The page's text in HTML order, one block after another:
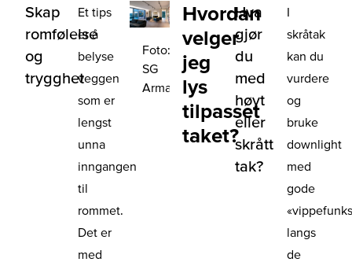
Skap
romfølelse
og
trygghet
Et tips
er å
belyse
veggen
som er
lengst
unna
inngangen
til
rommet.
Det er
med
Foto:
SG
Armaturen
Hvordan
velger
jeg
lys
tilpasset
taket?
Hva
gjør
du
med
høyt
eller
skrått
tak?
I
skråtak
kan du
vurdere
og
bruke
downlight
med
gode
langs
de